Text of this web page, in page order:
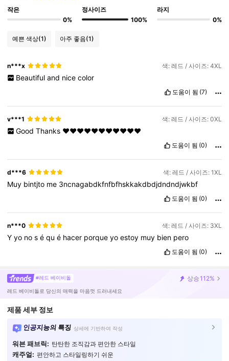
작은
0%
정사이즈
100%
라지
0%
예쁜 색상(1) 아주 좋음(1)
n***x 색: 레드 / 사이즈: 4XL
Beautiful and nice color
도움이 됨 (7)
v***1 색: 레드 / 사이즈: 0XL
Good Thanks ❤️❤️❤️❤️❤️❤️❤️❤️❤️❤️❤️
도움이 됨 (0)
d***6 색: 레드 / 사이즈: 1XL
Muy bintjto me 3ncnagabdkfnfbfhskkakdbdjdndndjwkbf
도움이 됨 (0)
n***0 색: 레드 / 사이즈: 3XL
Yyo noséqué hacer porqueyoestoy muy bien pero
도움이 됨 (0)
#레드 베이비돌 상승112%
레드 베이비돌로 당신의 매력을 마음껏 드러내세요
제품 세부 정보
인공지능의 특징 상세에 기반하여 작성
워븐 패브릭: 탄탄한 조직감과 편안한 스타일
캐주얼: 편안하고 스타일링하기 쉬운